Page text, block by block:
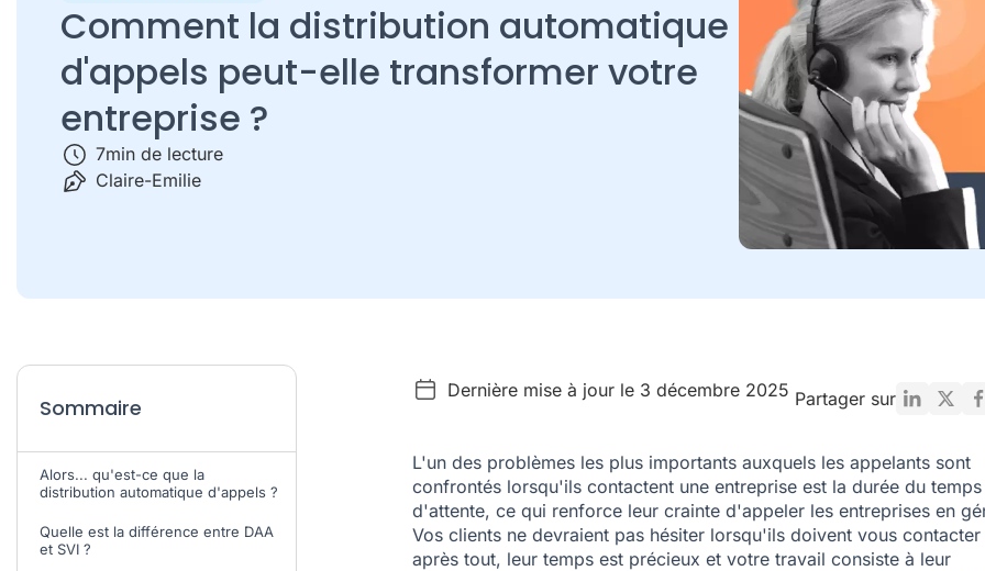
Comment la distribution automatique
d'appels peut-elle transformer votre
entreprise ?
7min de lecture
Claire-Emilie
Sommaire
Alors... qu'est-ce que la
distribution automatique d'appels ?
Quelle est la différence entre DAA
et SVI ?
Dernière mise à jour le 3 décembre 2025 Partager sur
L'un des problèmes les plus importants auxquels les appelants sont
confrontés lorsqu'ils contactent une entreprise est la durée du temps
d'attente, ce qui renforce leur crainte d'appeler les entreprises en
Vos clients ne devraient pas hésiter lorsqu'ils doivent vous contacter
après tout, leur temps est précieux et votre travail consiste à leur